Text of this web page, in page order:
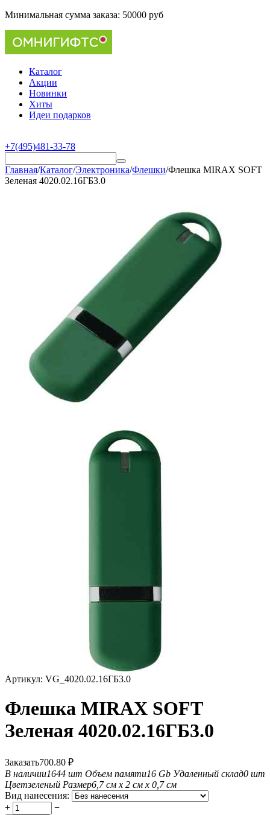
Минимальная сумма заказа: 50000 руб
Каталог
Акции
Новинки
Хиты
Идеи подарков
+7(495)481-33-78
Главная/Каталог/Электроника/Флешки/Флешка MIRAX SOFT
Зеленая 4020.02.16ГБ3.0
Артикул: VG_4020.02.16ГБ3.0
Флешка MIRAX SOFT
Зеленая 4020.02.16ГБ3.0
Заказать700.80 ₽
В наличии1644 шт Объем памяти16 Gb Удаленный склад0 шт
Цветзеленый Размер6,7 см х 2 см х 0,7 см
Вид нанесения:
+
−